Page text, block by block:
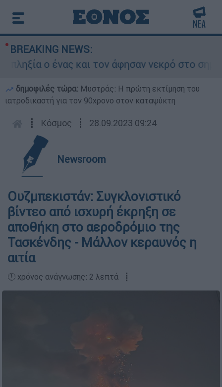
BREAKING NEWS:
ο ένας και τον άφησαν νεκρό στο σημείο
δημοφιλές τώρα: Μυστράς: Η πρώτη εκτίμηση του
ιατροδικαστή για τον 90χρονο στον καταψύκτη
┋ Κόσμος ┋ 28.09.2023 09:24
Newsroom
Ουζμπεκιστάν: Συγκλονιστικό
βίντεο από ισχυρή έκρηξη σε
αποθήκη στο αεροδρόμιο της
Τασκένδης - Μάλλον κεραυνός η
αιτία
🕛 χρόνος ανάγνωσης: 2 λεπτά ┋